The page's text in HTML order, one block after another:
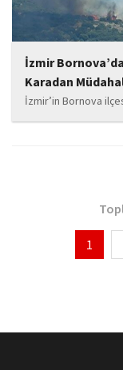
İzmir
Karadan
İzmir’in Bornova
havadan ve
1